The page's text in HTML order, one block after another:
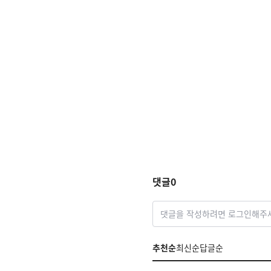
댓글0
댓글을 작성하려면 로그인해주
추천순최신순답글순